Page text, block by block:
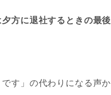
方に退社するときの最
す」の代わりになる声